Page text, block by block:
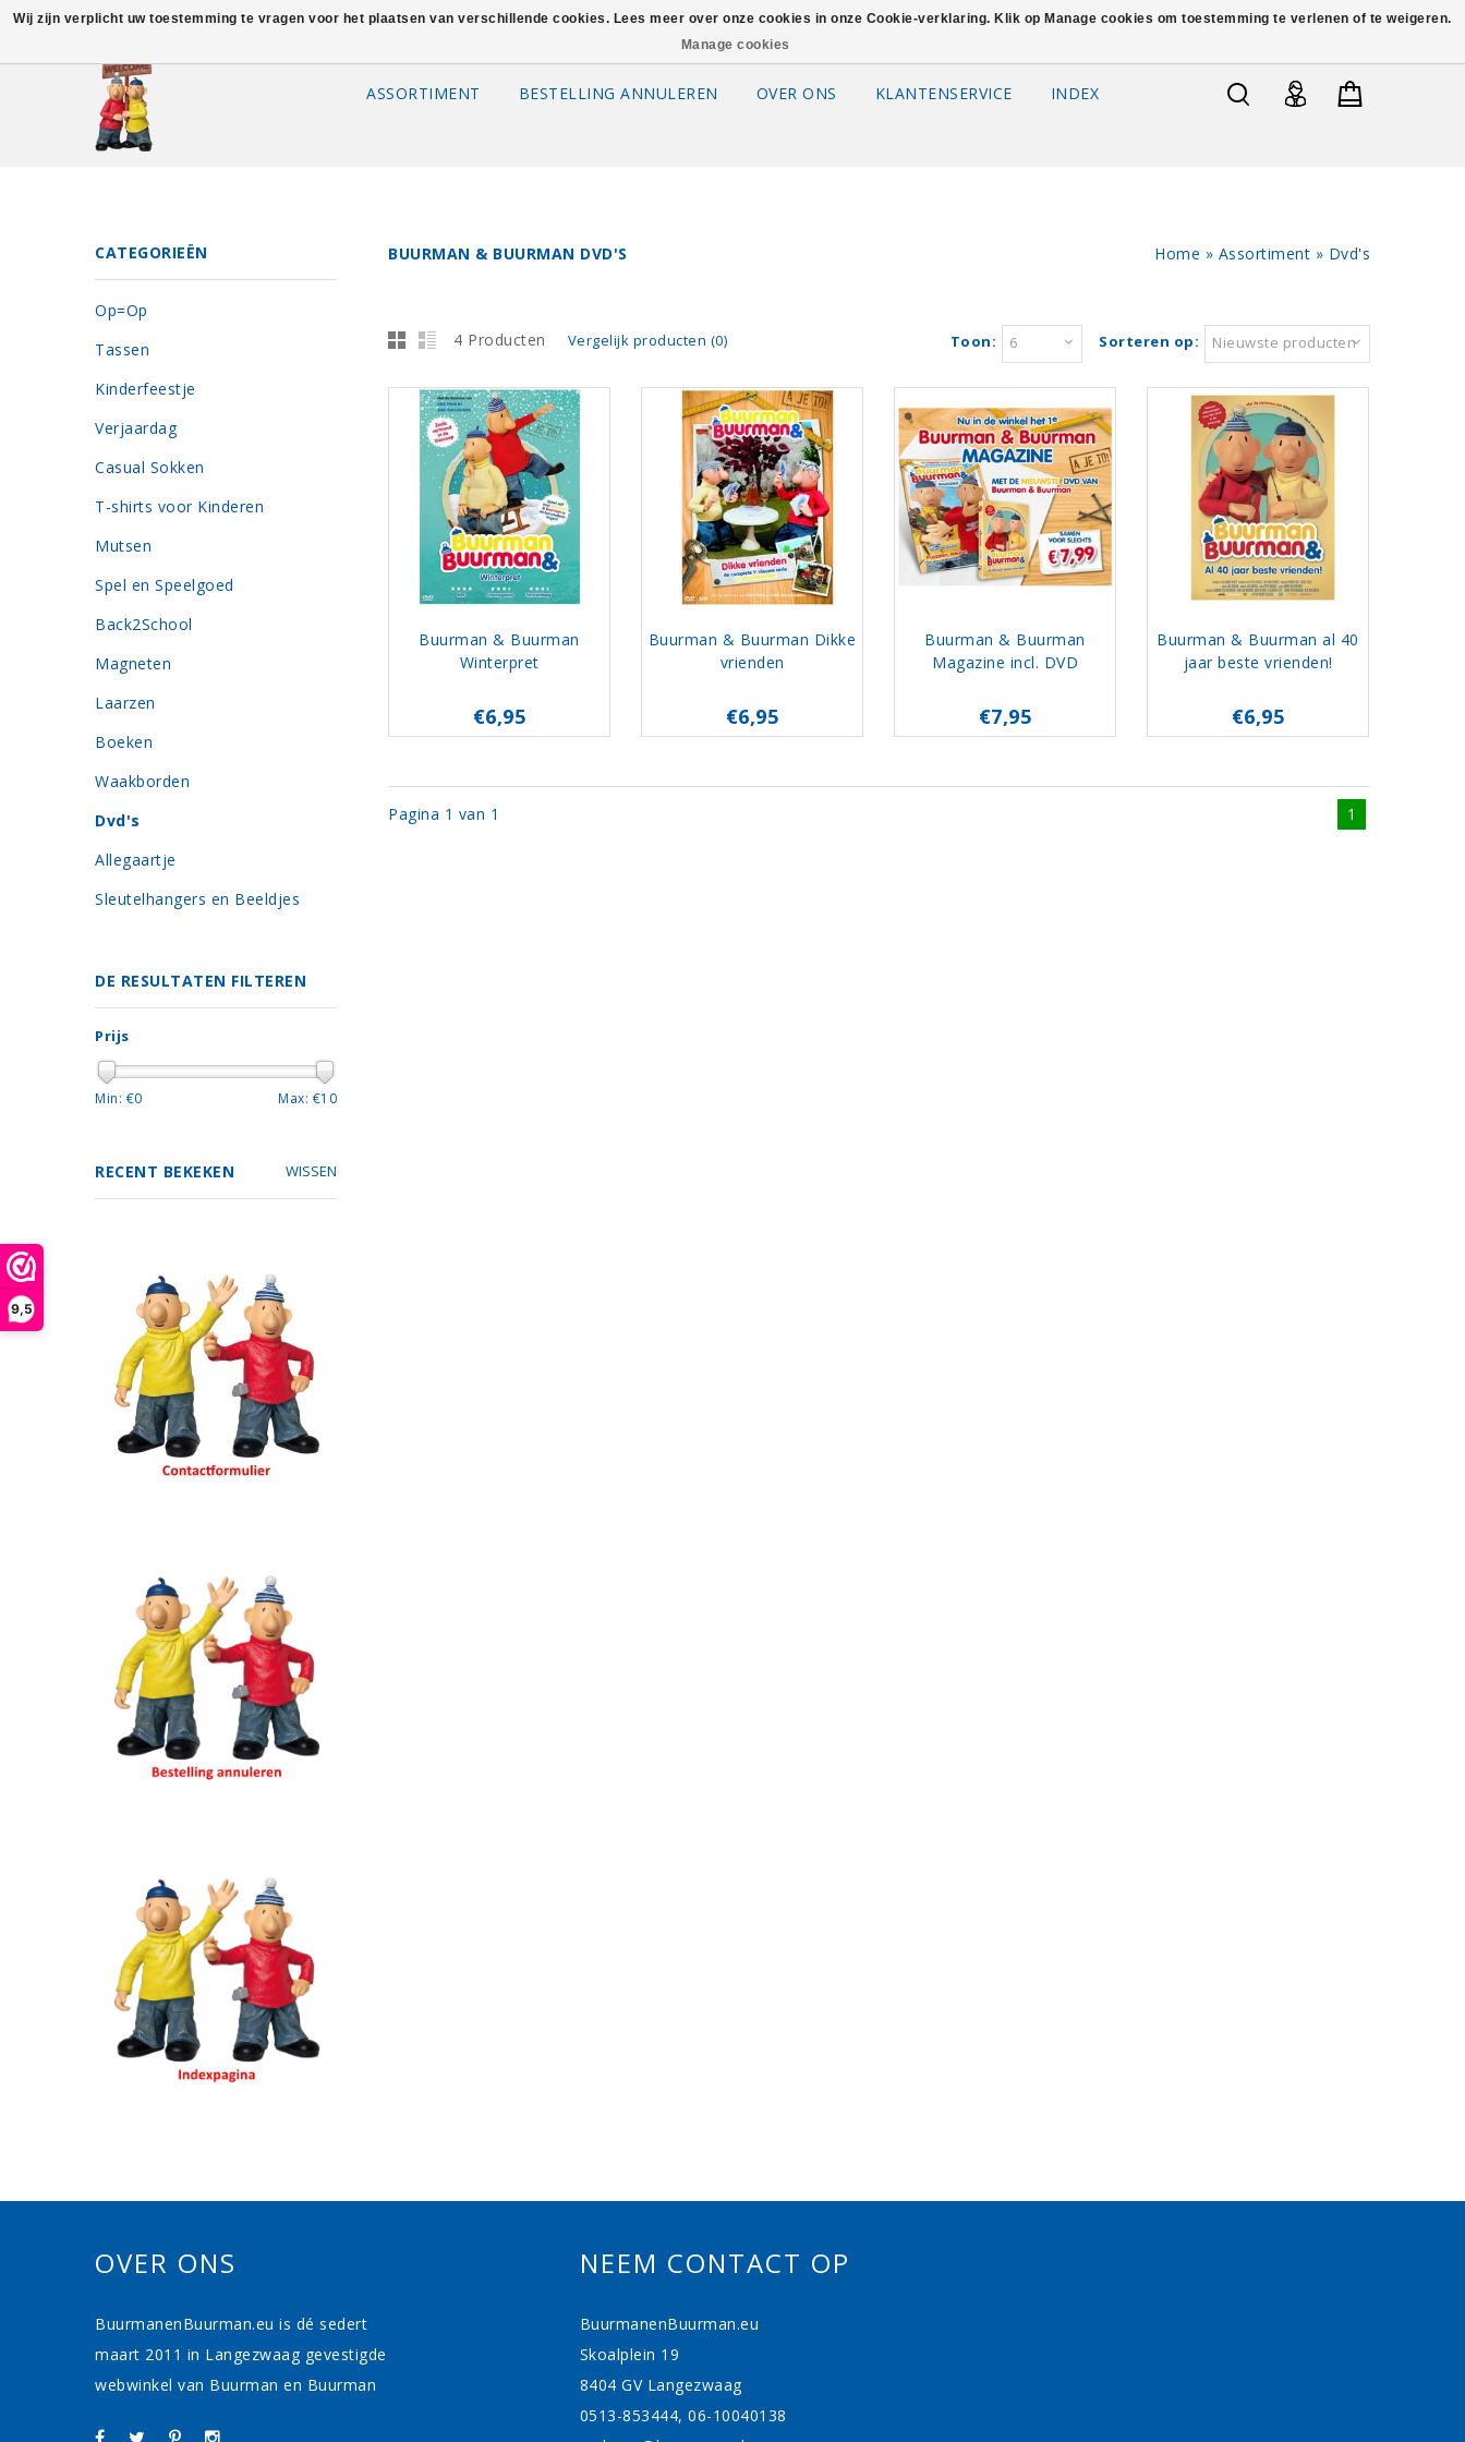
9,5
ASSORTIMENT BESTELLING ANNULEREN OVER ONS KLANTENSERVICE INDEX
Home » Assortiment » Dvd's
BUURMAN & BUURMAN DVD'S
4 Producten Vergelijk producten (0) Sorteren op: Nieuwste producten
Toon: 6
Buurman & Buurman
Winterpret
€6,95
Buurman & Buurman Dikke
vrienden
€6,95
Buurman & Buurman
Magazine incl. DVD
€7,95
Buurman & Buurman al 40
jaar beste vrienden!
€6,95
Pagina 1 van 1 1
CATEGORIEËN
Op=Op
Tassen
Kinderfeestje
Verjaardag
Casual Sokken
T-shirts voor Kinderen
Mutsen
Spel en Speelgoed
Back2School
Magneten
Laarzen
Boeken
Waakborden
Dvd's
Allegaartje
Sleutelhangers en Beeldjes
DE RESULTATEN FILTEREN
Prijs
Min: €0 Max: €10
RECENT BEKEKEN WISSEN
OVER ONS
BuurmanenBuurman.eu is dé sedert
maart 2011 in Langezwaag gevestigde
webwinkel van Buurman en Buurman
NEEM CONTACT OP
BuurmanenBuurman.eu
Skoalplein 19
8404 GV Langezwaag
0513-853444, 06-10040138
Wij zijn verplicht uw toestemming te vragen voor het plaatsen van verschillende cookies. Lees meer over onze cookies in onze Cookie-verklaring. Klik op Manage cookies om toestemming te verlenen of te weigeren.
Manage cookies